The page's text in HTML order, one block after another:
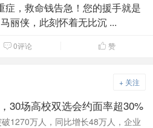
症，救命钱告急！您的援手就是
丽侠，此刻怀着无比沉 ...
 0评论  赞
+ 关注
30场高校双选会约面率超30%
1270万人，同比增长48万人，企业